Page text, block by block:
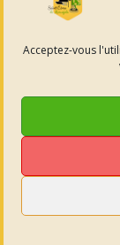
Acceptez-vous
© 2026 Saint-